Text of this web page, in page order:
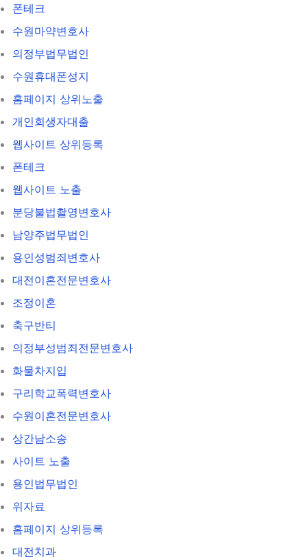
폰테크
수원마약변호사
의정부법무법인
수원휴대폰성지
홈페이지 상위노출
개인회생자대출
웹사이트 상위등록
폰테크
웹사이트 노출
분당불법촬영변호사
남양주법무법인
용인성범죄변호사
대전이혼전문변호사
조정이혼
축구반티
의정부성범죄전문변호사
화물차지입
구리학교폭력변호사
수원이혼전문변호사
상간남소송
사이트 노출
용인법무법인
위자료
홈페이지 상위등록
대전치과